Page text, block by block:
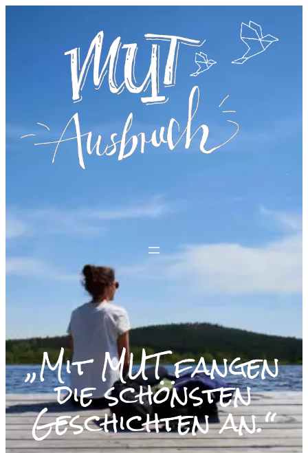
„Mit MUT fangen
die schönsten
Geschichten an.“